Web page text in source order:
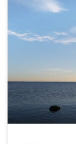
Viro tarjoaa
luotu